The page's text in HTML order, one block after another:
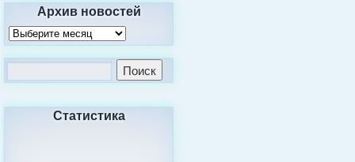
Архив новостей
Статистика